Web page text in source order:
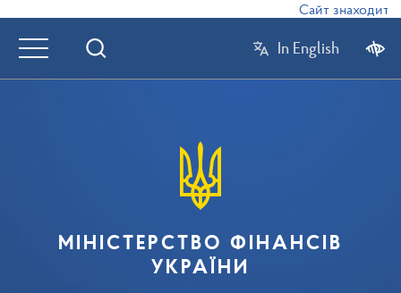
Сайт
In English
МІНІСТЕРСТВО ФІНАНСІВ
УКРАЇНИ